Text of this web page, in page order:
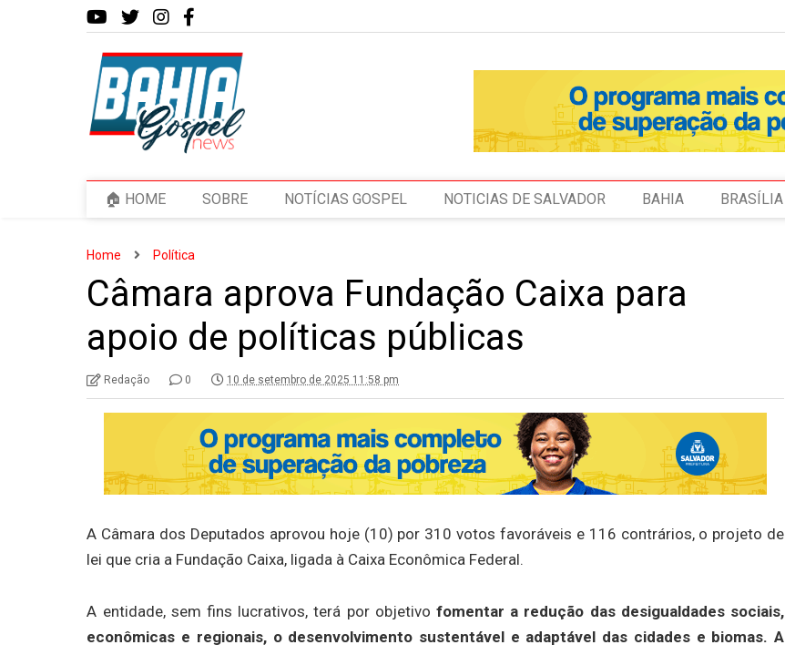
🏠 HOME SOBRE NOTÍCIAS GOSPEL NOTICIAS DE SALVADOR BAHIA BRASÍLIA
Home Política
Câmara aprova Fundação Caixa para
apoio de políticas públicas
Redação 0 10 de setembro de 2025 11:58 pm
A Câmara dos Deputados aprovou hoje (10) por 310 votos favoráveis e 116 contrários, o projeto de
lei que cria a Fundação Caixa, ligada à Caixa Econômica Federal.
A entidade, sem fins lucrativos, terá por objetivofomentar a redução das desigualdades sociais,
econômicas e regionais, o desenvolvimento sustentável e adaptável das cidades e biomas. A